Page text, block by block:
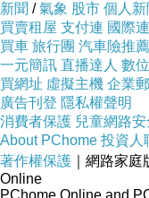
《七寶奇謀》共同
活屍電影，不禁讓
A. Romero）的活屍
由精神，則是共同見
時同樣都是超8的狂
新聞 /氣象 股市 個人新
買賣租屋 支付連 國際連
買車 旅行團 汽車險推薦
一元簡訊 直播達人 數
買網址 虛擬主機 企業
廣告刊登 隱私權聲明
消費者保護 兒童網路安
About PChome 投資人
著作權保護 ｜網路家
Online
PChome Online and